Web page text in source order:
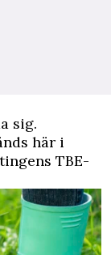
sig.
här i
TBE-